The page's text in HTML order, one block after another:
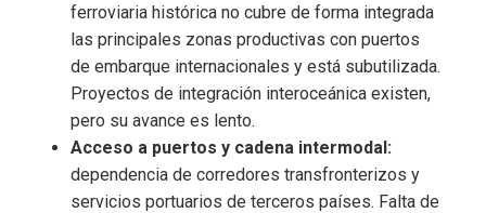
ferroviaria histórica no cubre de forma integrada
las principales zonas productivas con puertos
de embarque internacionales y está subutilizada.
Proyectos de integración interoceánica existen,
pero su avance es lento.
Acceso a puertos y cadena intermodal:
dependencia de corredores transfronterizos y
servicios portuarios de terceros países. Falta de